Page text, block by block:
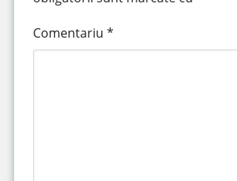
Comentariu *